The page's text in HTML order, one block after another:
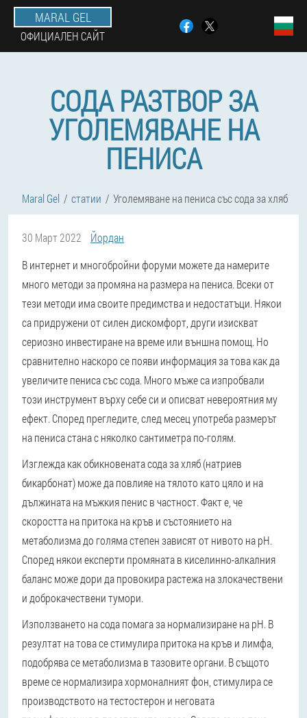
MARAL GEL
ОФИЦИАЛЕН САЙТ
СОДА РАЗТВОР ЗА
УГОЛЕМЯВАНЕ НА
ПЕНИСА
Maral Gel статии Уголемяване на пениса със сода за хляб
30 Март 2022
Йордан
В интернет и многобройни форуми можете да намерите
много методи за промяна на размера на пениса. Всеки от
тези методи има своите предимства и недостатъци. Някои
са придружени от силен дискомфорт, други изискват
сериозно инвестиране на време или външна помощ. Но
сравнително наскоро се появи информация за това как да
увеличите пениса със сода. Много мъже са изпробвали
този инструмент върху себе си и описват невероятния му
ефект. Според прегледите, след месец употреба размерът
на пениса стана с няколко сантиметра по-голям.
Изглежда как обикновената сода за хляб (натриев
бикарбонат) може да повлияе на тялото като цяло и на
дължината на мъжкия пенис в частност. Факт е, че
скоростта на притока на кръв и състоянието на
метаболизма до голяма степен зависят от нивото на pH.
Според някои експерти промяната в киселинно-алкалния
баланс може дори да провокира растежа на злокачествени
и доброкачествени тумори.
Използването на сода помага за нормализиране на pH. В
резултат на това се стимулира притока на кръв и лимфа,
подобрява се метаболизма в тазовите органи. В същото
време се нормализира хормоналният фон, стимулира се
производството на тестостерон и неговата